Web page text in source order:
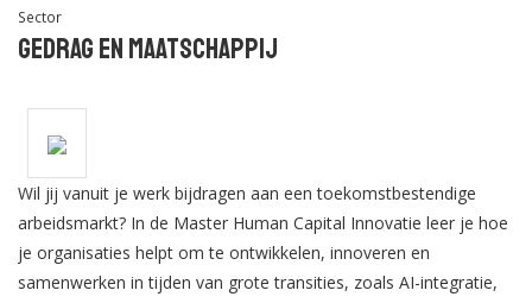
Sector
Gedrag en Maatschappij
Wil jij vanuit je werk bijdragen aan een toekomstbestendige
arbeidsmarkt? In de Master Human Capital Innovatie leer je hoe
je organisaties helpt om te ontwikkelen, innoveren en
samenwerken in tijden van grote transities, zoals AI-integratie,